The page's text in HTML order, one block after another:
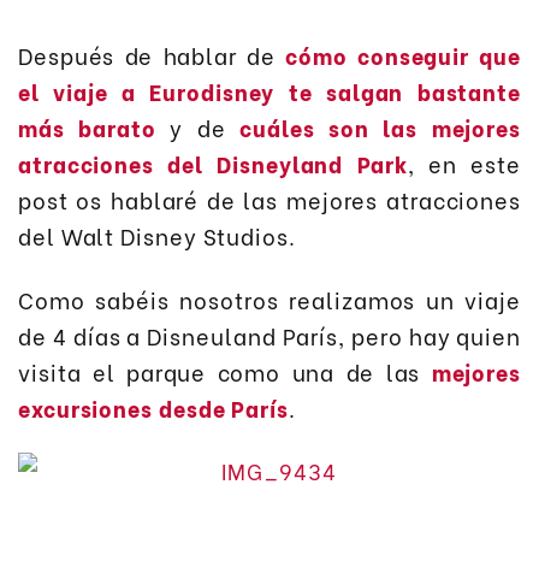
Después de hablar decómo conseguir que
el viaje a Eurodisney te salgan bastante
más barato y decuáles son las mejores
atracciones del Disneyland Park, en este
post os hablaré de las mejores atracciones
del Walt Disney Studios.
Como sabéis nosotros realizamos un viaje
de 4 días a Disneuland París, pero hay quien
visita el parque como una de las mejores
excursiones desde París.